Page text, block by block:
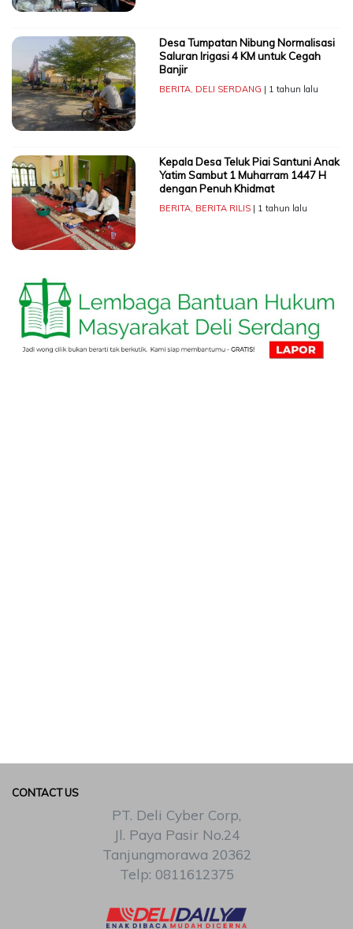
Desa Tumpatan Nibung Normalisasi
Saluran Irigasi 4 KM untuk Cegah
Banjir
BERITA, DELI SERDANG | 1 tahun lalu
Kepala Desa Teluk Piai Santuni Anak
Yatim Sambut 1 Muharram 1447 H
dengan Penuh Khidmat
BERITA, BERITA RILIS| 1 tahun lalu
CONTACT US
PT. Deli Cyber Corp,
Jl. Paya Pasir No.24
Tanjungmorawa 20362
Telp: 0811612375